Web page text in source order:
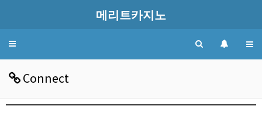
메리트카지노
Toggle
Connect